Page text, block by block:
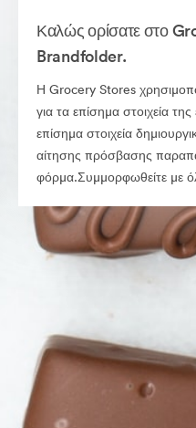
Καλώς ορίσατε στο
Brandfolder.
Η Grocery Stores
για τα επίσημα στοιχεία
επίσημα στοιχεία
αίτησης πρόσβασης
φόρμα.Συμμορφωθείτε με